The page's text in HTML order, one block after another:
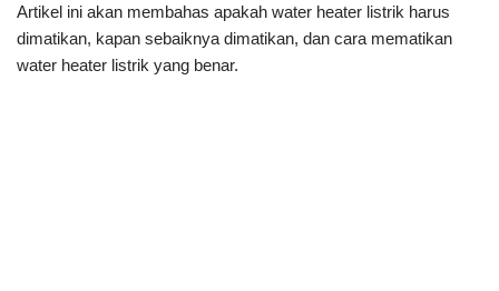
Artikel ini akan membahas apakah water heater listrik harus
dimatikan, kapan sebaiknya dimatikan, dan cara mematikan
water heater listrik yang benar.